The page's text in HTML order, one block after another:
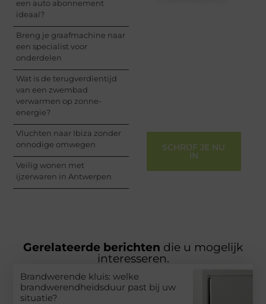
een auto abonnement
ideaal?
Breng je graafmachine naar
een specialist voor
onderdelen
Wat is de terugverdientijd
van een zwembad
verwarmen op zonne-
energie?
Vluchten naar Ibiza zonder
onnodige omwegen
Veilig wonen met
ijzerwaren in Antwerpen
SCHRIJF JE NU
IN
Gerelateerde berichten die u mogelijk
interesseren.
Brandwerende kluis: welke
brandwerendheidsduur past bij uw
situatie?